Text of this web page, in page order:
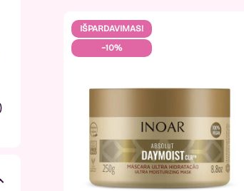
IŠPARDAVIMAS!
−10%